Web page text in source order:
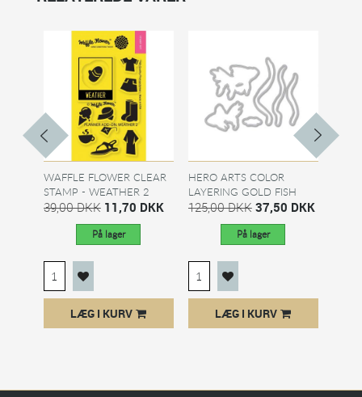
WAFFLE FLOWER CLEAR
STAMP - WEATHER 2
39,00 DKK 11,70 DKK
På lager
LÆG I KURV
HERO ARTS COLOR
LAYERING GOLD FISH
DIES
125,00 DKK 37,50 DKK
På lager
LÆG I KURV